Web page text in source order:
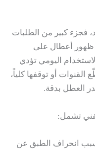
فجزء كبير من الطلبات
ظهور أعطال على
اليومي تؤدي
أو توقفها كلياً،
العطل بدقة.
تشمل:
انحراف الطبق عن